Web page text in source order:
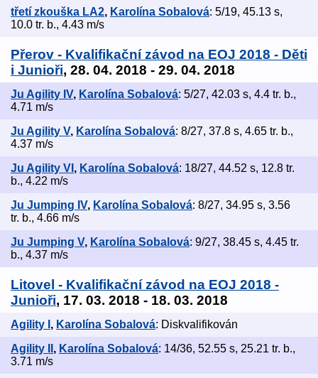
třetí zkouška LA2, Karolína Sobalová: 5/19, 45.13 s,
10.0 tr. b., 4.43 m/s
Přerov - Kvalifikační závod na EOJ 2018 - Děti
i Junioři, 28. 04. 2018 - 29. 04. 2018
Ju Agility IV, Karolína Sobalová: 5/27, 42.03 s, 4.4 tr. b.,
4.71 m/s
Ju Agility V, Karolína Sobalová: 8/27, 37.8 s, 4.65 tr. b.,
4.37 m/s
Ju Agility VI , Karolína Sobalová: 18/27, 44.52 s, 12.8 tr.
b., 4.22 m/s
Ju Jumping IV, Karolína Sobalová: 8/27, 34.95 s, 3.56
tr. b., 4.66 m/s
Ju Jumping V, Karolína Sobalová: 9/27, 38.45 s, 4.45 tr.
b., 4.37 m/s
Litovel - Kvalifikační závod na EOJ 2018 -
Junioři, 17. 03. 2018 - 18. 03. 2018
Agility I , Karolína Sobalová: Diskvalifikován
Agility II , Karolína Sobalová: 14/36, 52.55 s, 25.21 tr. b.,
3.71 m/s